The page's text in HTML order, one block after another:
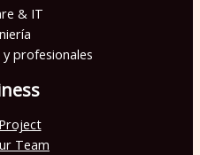
& IT
profesionales
Project
Team